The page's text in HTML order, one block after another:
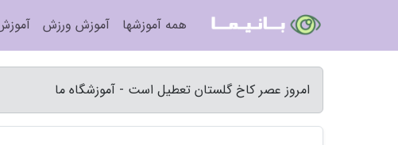
امروز عصر کاخ گلستان تعطیل است - آموزشگاه ما
همه آموزشها آموزش ورزش